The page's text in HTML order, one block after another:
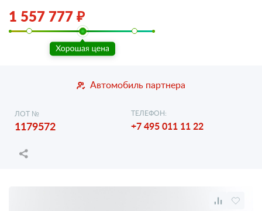
1 557 777 ₽
Автомобиль партнера
ЛОТ №
1179572
ТЕЛЕФОН:
+7 495 011 11 22